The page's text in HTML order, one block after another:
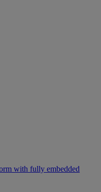
with fully embedded